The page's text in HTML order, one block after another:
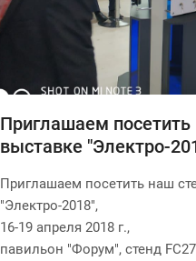
Приглашаем
выставке "Электро-
Приглашаем посетить наш
"Электро-2018",
16-19 апреля 2018 г.,
павильон "Форум", стенд